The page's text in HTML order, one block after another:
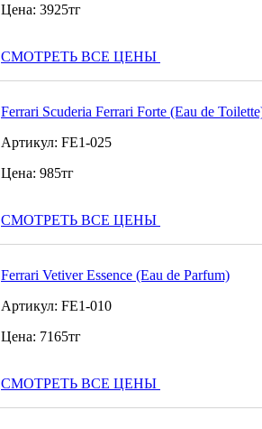
Цена: 3925тг
СМОТРЕТЬ ВСЕ ЦЕНЫ
Ferrari Scuderia Ferrari Forte (Eau de
Артикул: FE1-025
Цена: 985тг
СМОТРЕТЬ ВСЕ ЦЕНЫ
Ferrari Vetiver Essence (Eau de Parfum)
Артикул: FE1-010
Цена: 7165тг
СМОТРЕТЬ ВСЕ ЦЕНЫ